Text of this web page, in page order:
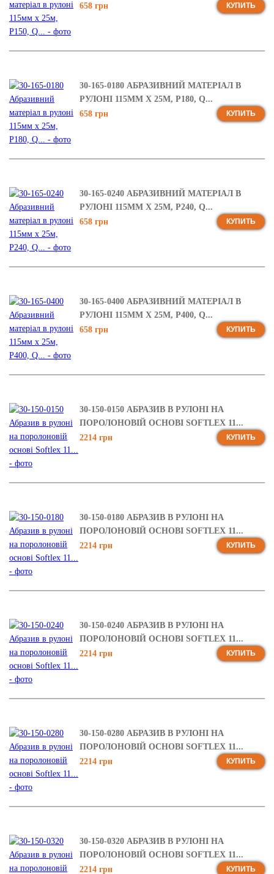
658 грн
КУПИТЬ
30-165-0180 АБРАЗИВНИЙ МАТЕРІАЛ В
РУЛОНІ 115ММ Х 25М, Р180, Q...
658 грн
КУПИТЬ
30-165-0240 АБРАЗИВНИЙ МАТЕРІАЛ В
РУЛОНІ 115ММ Х 25М, Р240, Q...
658 грн
КУПИТЬ
30-165-0400 АБРАЗИВНИЙ МАТЕРІАЛ В
РУЛОНІ 115ММ Х 25М, Р400, Q...
658 грн
КУПИТЬ
30-150-0150 АБРАЗИВ В РУЛОНІ НА
ПОРОЛОНОВІЙ ОСНОВІ SOFTLEX 11...
2214 грн
КУПИТЬ
30-150-0180 АБРАЗИВ В РУЛОНІ НА
ПОРОЛОНОВІЙ ОСНОВІ SOFTLEX 11...
2214 грн
КУПИТЬ
30-150-0240 АБРАЗИВ В РУЛОНІ НА
ПОРОЛОНОВІЙ ОСНОВІ SOFTLEX 11...
2214 грн
КУПИТЬ
30-150-0280 АБРАЗИВ В РУЛОНІ НА
ПОРОЛОНОВІЙ ОСНОВІ SOFTLEX 11...
2214 грн
КУПИТЬ
30-150-0320 АБРАЗИВ В РУЛОНІ НА
ПОРОЛОНОВІЙ ОСНОВІ SOFTLEX 11...
2214 грн
КУПИТЬ